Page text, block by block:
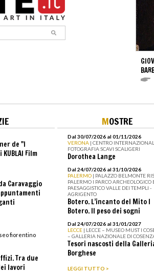
de "I
KUBLAI Film
Caravaggio
fiorentino
Tra due
lavori
MOSTRE
Dal 30/07/2026 al 01/11/2026
VERONA | CENTRO
FOTOGRAFIA SCAVI SCALIGERI
Dorothea Lange
Dal 24/07/2026 al 31/10/2026
PALERMO | PALAZZO BELMONTE
PALERMO I PARCO ARCHEOLOGICO
PAESAGGISTICO VALLE DEI TEMPLI -
AGRIGENTO
Botero. L’incanto del Mito I
Botero. Il peso dei sogni
Dal 24/07/2026 al 31/01/2027
LECCE | LECCE – MUSEO MUST I
– GALLERIA NAZIONALE DI
Tesori nascosti della
Borghese
LEGGI TUTTO >